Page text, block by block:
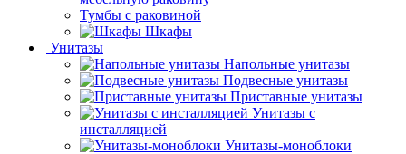
Тумбы с раковиной
Шкафы
Унитазы
Напольные унитазы
Подвесные унитазы
Приставные унитазы
Унитазы с
инсталляцией
Унитазы-моноблоки